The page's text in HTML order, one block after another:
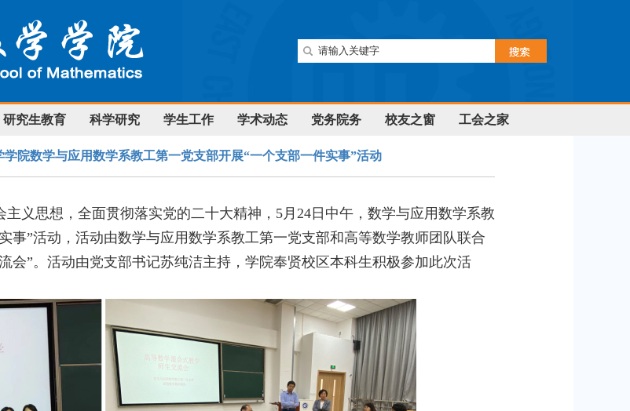
研究生教育 科学研究 学生工作 学术动态 党务院务 校友之窗 工会之家
学院数学与应用数学系教工第一党支部开展“一个支部一件实事”活动
义思想，全面贯彻落实党的二十大精神， 5月24日中午，数学与应用数学系教
事”活动，活动由数学与应用数学系教工第一党支部和高等数学教师团队联合
会”。活动由党支部书记苏纯洁主持，学院奉贤校区本科生积极参加此次活